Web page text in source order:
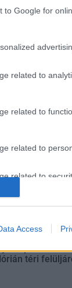
to Google for
related to
related to
related to
related to
and
Access
már zajlik
és
jó
iskoláját
építési
téri